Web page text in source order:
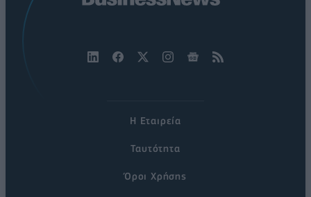
Η Εταιρεία
Ταυτότητα
Όροι Χρήσης